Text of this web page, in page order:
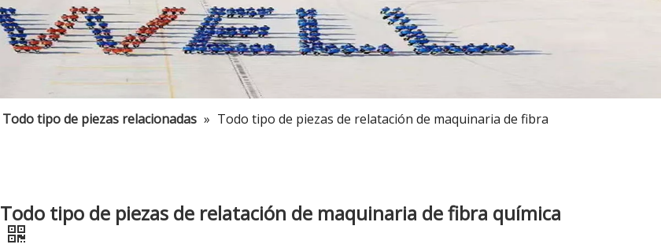
Todo tipo de piezas relacionadas » Todo tipo de piezas de relatación de maquinaria de fibra
Todo tipo de piezas de relatación de maquinaria de fibra química